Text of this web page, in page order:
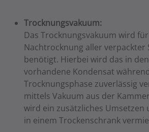
Trocknungsvakuum:
Das Trocknungsvakuum wird
Nachtrocknung aller verpackter
benötigt. Hierbei wird das in
vorhandene Kondensat
Trocknungsphase zuverlässig
mittels Vakuum aus der
wird ein zusätzliches Umsetzen
in einem Trockenschrank